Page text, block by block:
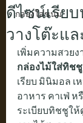
กล่องใส่ขนม
ดีไซน์เรีย
วางโต๊ะแ
เพิ่มความสวย
กล่องไม้ใส่ทิช
เรียบ มินิมอล เ
อาหาร คาเฟ่ ห
ระเบียบทิชชูใ